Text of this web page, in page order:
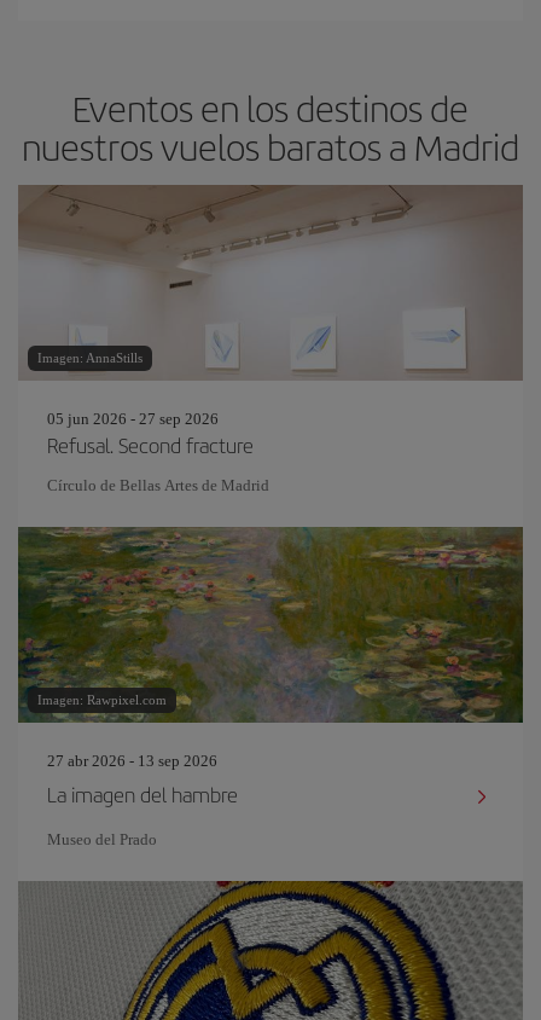
Eventos en los destinos de
nuestros vuelos baratos a Madrid
Imagen: AnnaStills
05 jun 2026 - 27 sep 2026
Refusal. Second fracture
Círculo de Bellas Artes de Madrid
Imagen: Rawpixel.com
27 abr 2026 - 13 sep 2026
La imagen del hambre
Museo del Prado